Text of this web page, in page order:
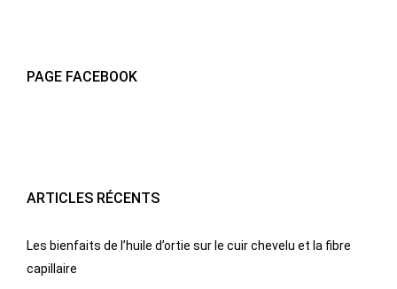
PAGE FACEBOOK
ARTICLES RÉCENTS
Les bienfaits de l’huile d’ortie sur le cuir chevelu et la fibre
capillaire